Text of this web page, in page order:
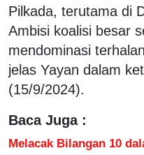
Pilkada, terutama di
Ambisi koalisi besar
mendominasi
jelas Yayan dalam
(15/9/2024).
Baca Juga :
Melacak Bilangan 10